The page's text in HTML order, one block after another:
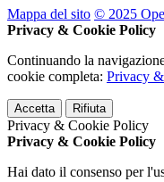
Mappa del sito © 2025
Privacy & Cookie Policy
Continuando la
cookie completa: Privacy
Accetta Rifiuta
Privacy & Cookie Policy
Privacy & Cookie Policy
Hai dato il consenso per